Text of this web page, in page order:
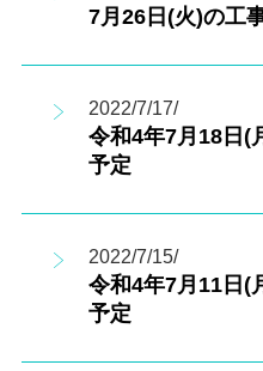
7月26日(火)の工
2022/7/17/
令和4年7月18日(
予定
2022/7/15/
令和4年7月11日(
予定